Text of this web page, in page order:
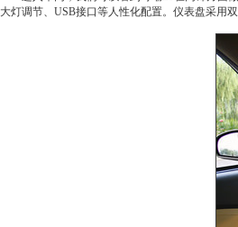
大灯调节、USB接口等人性化配置。 仪表盘采用